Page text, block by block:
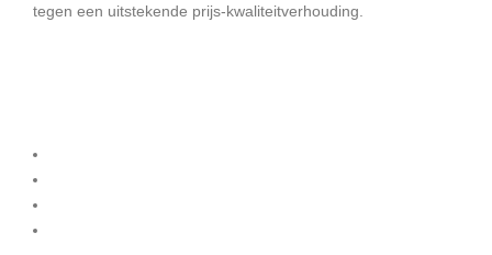
tegen een uitstekende prijs-kwaliteitverhouding.